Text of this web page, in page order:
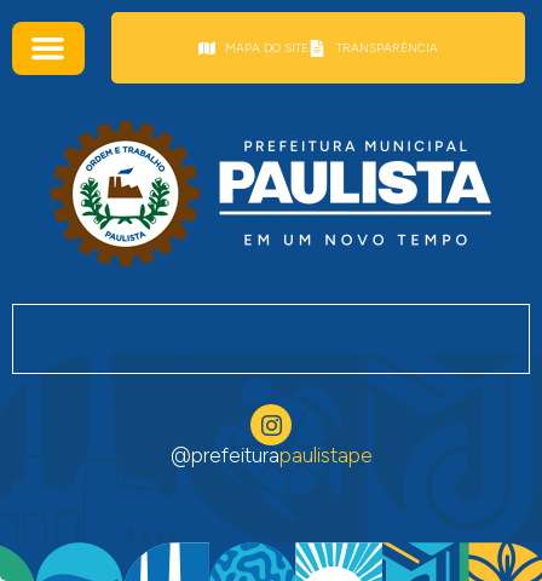
MAPA DO SITE TRANSPARÊNCIA
@prefeiturapaulistape